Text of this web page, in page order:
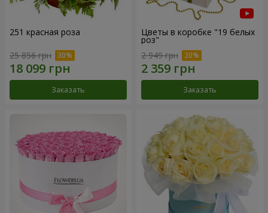
251 красная роза
25 856 грн
Заказать
Цветы в коробке "19 белых
роз"
2 949 грн
Заказать